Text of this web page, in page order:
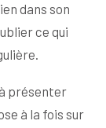
dans son
ce qui
présenter
à la fois sur